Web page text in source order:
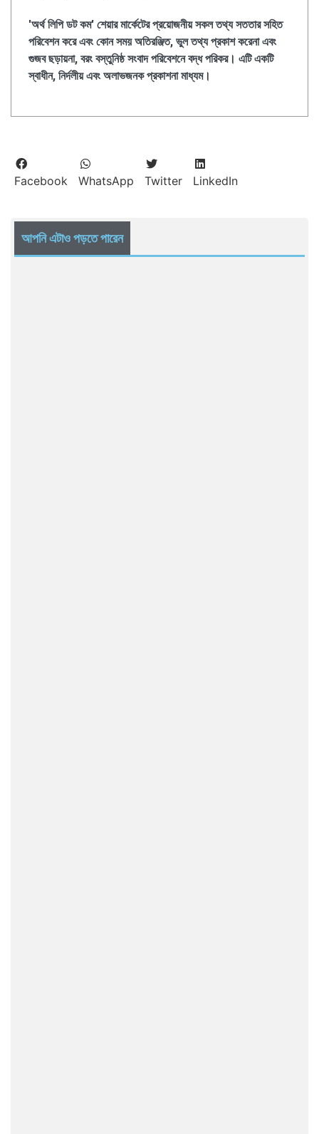
'অর্থ লিপি ডট কম' শেয়ার মার্কেটের প্রয়োজনীয় সকল তথ্য সততার সহিত
পরিবেশন করে এবং কোন সময় অতিরঞ্জিত, ভুল তথ্য প্রকাশ করেনা এবং
গুজব ছড়ায়না, বরং বস্তুনিষ্ঠ সংবাদ পরিবেশনে বদ্ধ পরিকর। এটি একটি
স্বাধীন, নির্দলীয় এবং অলাভজনক প্রকাশনা মাধ্যম।
Facebook WhatsApp Twitter LinkedIn
আপনি এটাও পড়তে পারেন